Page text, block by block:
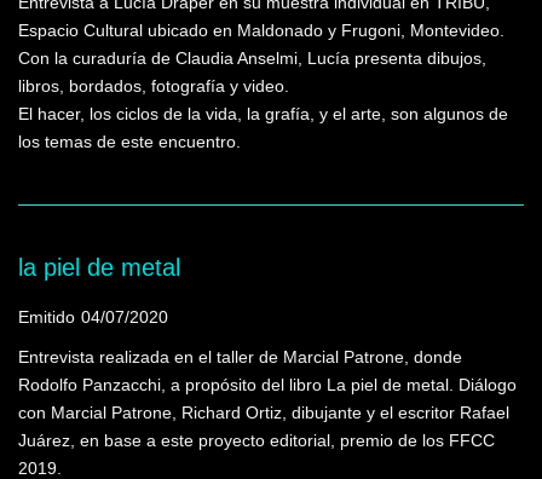
Espacio Cultural ubicado en Maldonado y Frugoni, Montevideo.
Con la curaduría de Claudia Anselmi, Lucía presenta dibujos,
libros, bordados, fotografía y video.
El hacer, los ciclos de la vida, la grafía, y el arte, son algunos de
los temas de este encuentro.
la piel de metal
Emitido 04/07/2020
Entrevista realizada en el taller de Marcial Patrone, donde
Rodolfo Panzacchi, a propósito del libro La piel de metal. Diálogo
con Marcial Patrone, Richard Ortiz, dibujante y el escritor Rafael
Juárez, en base a este proyecto editorial, premio de los FFCC
2019.